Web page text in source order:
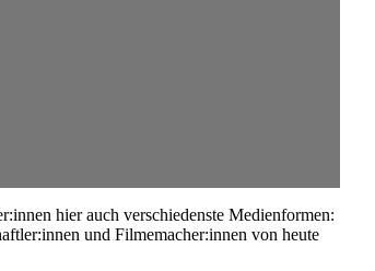
hier auch verschiedenste Medienformen:
und Filmemacher:innen von heute